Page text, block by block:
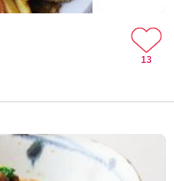
13